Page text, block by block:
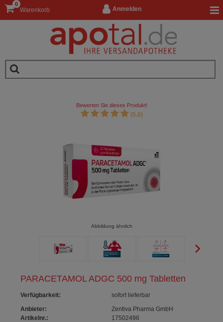
Anmelden
Warenkorb
0
PARACETAMOL ADGC 500 mg Tabletten
Verfügbarkeit:
sofort lieferbar
Anbieter:
Zentiva Pharma GmbH
Artikelnr.:
17502496
Bewerten Sie dieses Produkt!
(5.0)
Abbildung ähnlich